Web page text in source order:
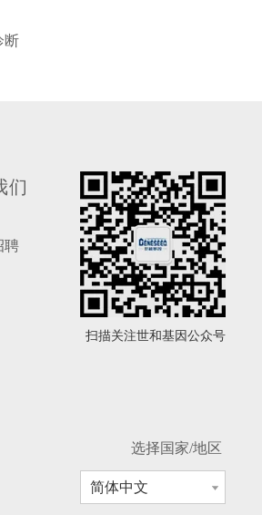
断
们
聘
扫描关注世和基因公众号
选择国家/地区
简体中文